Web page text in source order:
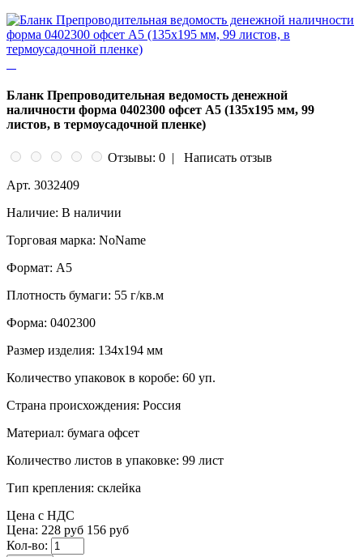
Бланк Препроводительная ведомость денежной
наличности форма 0402300 офсет А5 (135х195 мм, 99
листов, в термоусадочной пленке)
Отзывы: 0 |
Написать отзыв
Арт. 3032409
Наличие: В наличии
Торговая марка: NoName
Формат: A5
Плотность бумаги: 55 г/кв.м
Форма: 0402300
Размер изделия: 134x194 мм
Количество упаковок в коробе: 60 уп.
Страна происхождения: Россия
Материал: бумага офсет
Количество листов в упаковке: 99 лист
Тип крепления: склейка
Цена с НДС
Цена: 228 руб 156 руб
Кол-во: